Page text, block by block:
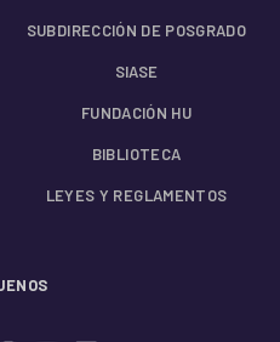
SUBDIRECCIÓN DE POSGRADO
SIASE
FUNDACIÓN HU
BIBLIOTECA
LEYES Y REGLAMENTOS